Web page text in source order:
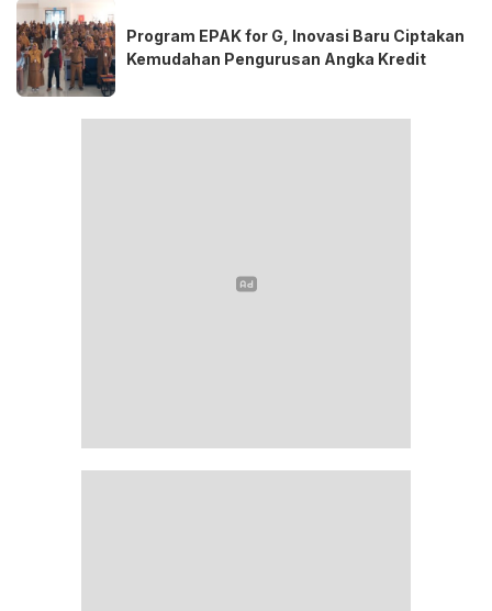
Program EPAK for G, Inovasi Baru Ciptakan
Kemudahan Pengurusan Angka Kredit